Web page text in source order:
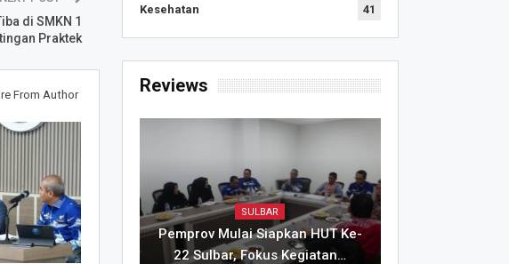
di SMKN 1
Praktek
From Author
Kesehatan 41
Reviews
SULBAR
Pemprov Mulai Siapkan HUT Ke-
22 Sulbar, Fokus Kegiatan…